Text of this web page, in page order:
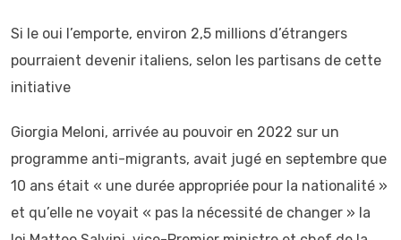
Si le oui l’emporte, environ 2,5 millions d’étrangers
pourraient devenir italiens, selon les partisans de cette
initiative
Giorgia Meloni, arrivée au pouvoir en 2022 sur un
programme anti-migrants, avait jugé en septembre que
10 ans était « une durée appropriée pour la nationalité »
et qu’elle ne voyait « pas la nécessité de changer » la